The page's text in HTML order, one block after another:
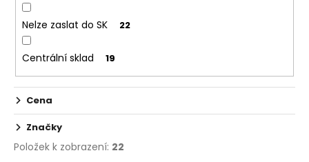
Nelze zaslat do SK 22
Centrální sklad 19
Cena
Značky
Položek k zobrazení: 22
m
DESERT
SHIP
10ML
11MG
Kč